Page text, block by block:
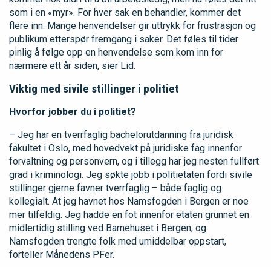
som i en «myr». For hver sak en behandler, kommer det
flere inn. Mange henvendelser gir uttrykk for frustrasjon og
publikum etterspør fremgang i saker. Det føles til tider
pinlig å følge opp en henvendelse som kom inn for
nærmere ett år siden, sier Lid.
Viktig med sivile stillinger i politiet
Hvorfor jobber du i politiet?
– Jeg har en tverrfaglig bachelorutdanning fra juridisk
fakultet i Oslo, med hovedvekt på juridiske fag innenfor
forvaltning og personvern, og i tillegg har jeg nesten fullført
grad i kriminologi. Jeg søkte jobb i politietaten fordi sivile
stillinger gjerne favner tverrfaglig – både faglig og
kollegialt. At jeg havnet hos Namsfogden i Bergen er noe
mer tilfeldig. Jeg hadde en fot innenfor etaten grunnet en
midlertidig stilling ved Barnehuset i Bergen, og
Namsfogden trengte folk med umiddelbar oppstart,
forteller Månedens PFer.